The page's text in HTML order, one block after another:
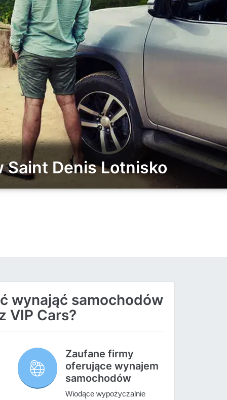
Denis Lotnisko
wynająć samochodów
VIP Cars?
Zaufane firmy
oferujące wynajem
samochodów
Wiodące wypożyczalnie